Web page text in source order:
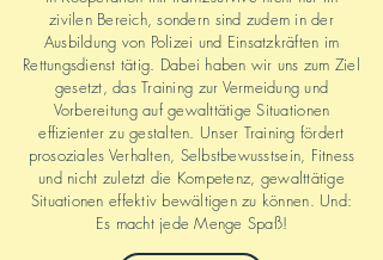
zivilen Bereich, sondern sind zudem in der
Ausbildung von Polizei und Einsatzkräften im
Rettungsdienst tätig. Dabei haben wir uns zum Ziel
gesetzt, das Training zur Vermeidung und
Vorbereitung auf gewalttätige Situationen
effizienter zu gestalten. Unser Training fördert
prosoziales Verhalten, Selbstbewusstsein, Fitness
und nicht zuletzt die Kompetenz, gewalttätige
Situationen effektiv bewältigen zu können. Und:
Es macht jede Menge Spaß!